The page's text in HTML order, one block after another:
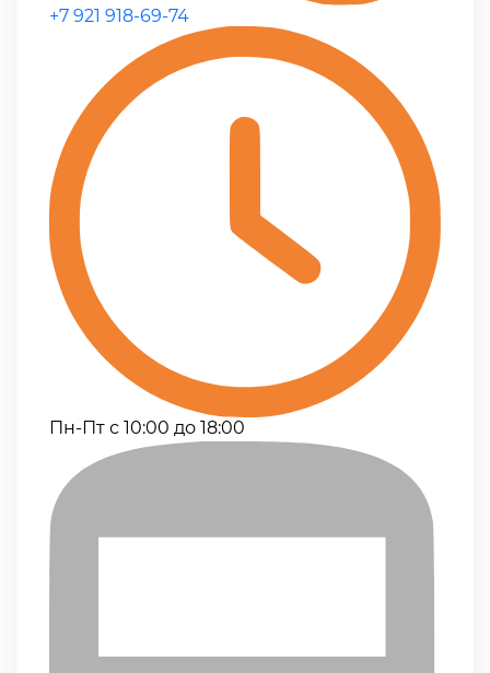
+7 921 918-69-74
Пн-Пт с 10:00 до 18:00